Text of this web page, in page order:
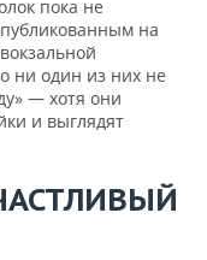
пока не
на
ни один из них не
— хотя они
и выглядят